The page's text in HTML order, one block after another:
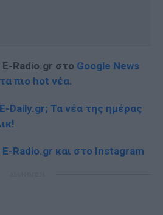
Radio.gr στο Google News
τα πιο hot νέα.
Daily.gr; Τα νέα της ημέρας
Radio.gr και στο Instagram